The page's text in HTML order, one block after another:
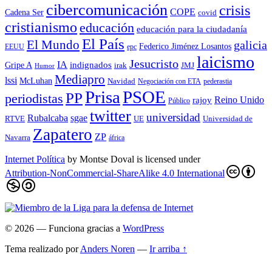
Cadena Ser cibercomunicación COPE covid crisis
cristianismo educación educación para la ciudadaní­a
EEUU El Mundo El País epc Federico Jiménez Losantos galicia
Gripe A Humor IA indignados irak Jesucristo JMJ laicismo
lssi McLuhan Mediapro Navidad Negociación con ETA pederastia
periodistas PPPrisaPSOE Público rajoy Reino Unido
RTVE Rubalcaba sgae twitter UE universidad Universidad de
Navarra Zapatero ZP áfrica
Internet Política by Montse Doval is licensed under
Attribution-NonCommercial-ShareAlike 4.0 International
© 2026 — Funciona gracias a WordPress
Tema realizado porAnders Noren — Ir arriba ↑